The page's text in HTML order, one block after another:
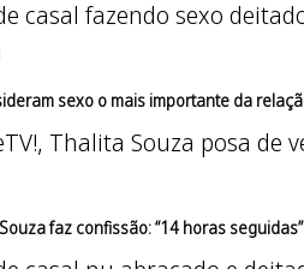
sexo o mais importante da
faz confissão: “14 horas seguidas”